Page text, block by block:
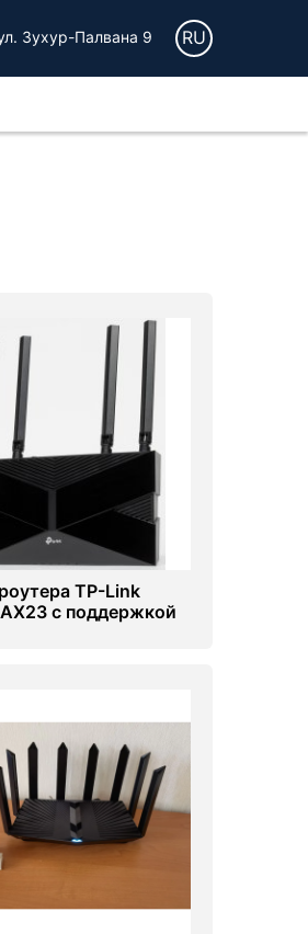
Зухур-Палвана 9 RU
TP-Link
с поддержкой